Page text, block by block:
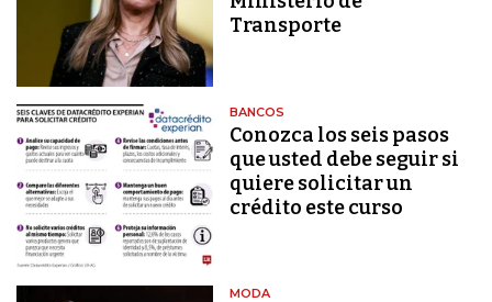
Transporte
BANCOS
Conozca los seis pasos
que usted debe seguir si
quiere solicitar un
crédito este curso
MODA